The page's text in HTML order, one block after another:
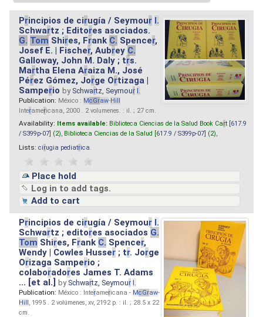
Principios de cirugía / Seymour I.
Schwartz ; Editores asociados.
G. Tom Shires, Frank C. Spencer,
Josef E. | Fischer, Aubrey C.
Galloway, John M. Daly ; trs.
Martha Elena Araiza M., José
Pérez Gómez, Jorge Ortizaga |
Samperio by Schwartz, Seymour I.
Publication: México : McGraw-Hill
Interamericana, 2000 . 2 volumenes. : il. ; 27 cm.
Availability: Items available: Biblioteca Ciencias de la Salud Book Cart [ 617.9
/ S399p-07 ] (2), Biblioteca Ciencias de la Salud [ 617.9 / S399p-07 ] (2),
Lists: cirugia pediatrica
Place hold
Log in to add tags.
Add to cart
Principios de cirugía / Seymour I.
Schwartz ; editores asociados G.
Tom Shires, Frank C. Spencer,
Wendy | Cowles Husser ; tr. Jorge
Orizaga Samperio ;
colaboradores James T. Adams
... [et al.]by Schwartz, Seymour I.
Publication: México : Interamericana - McGraw-
Hill, 1995 . 2 volúmenes, xv, 2192 p. : il. ; 28.5 x 22
cm.